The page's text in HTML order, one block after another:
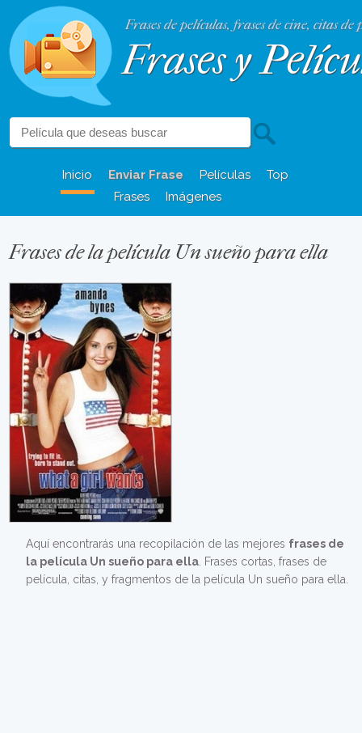
Frases de películas, frases de cine, citas de
Frases y
Inicio Enviar Frase Películas
Top
Frases
Imágenes
Frases de la película Un sueño para ella
Aquí encontrarás una recopilación de las mejores frases de
la película Un sueño para ella . Frases cortas, frases de
película, citas, y fragmentos de la película Un sueño para ella.